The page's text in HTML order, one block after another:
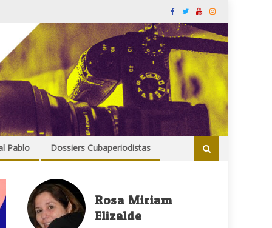
Pablo Dossiers Cubaperiodistas
Rosa Miriam
Elizalde